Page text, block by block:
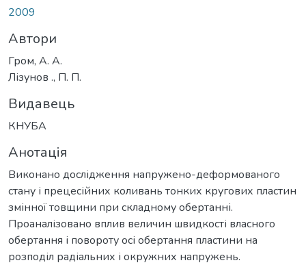
2009
Автори
Гром, А. А.
Лізунов ., П. П.
Видавець
КНУБА
Анотація
Виконано дослідження напружено-деформованого
стану і прецесійних коливань тонких кругових пластин
змінної товщини при складному обертанні.
Проаналізовано вплив величин швидкості власного
обертання і повороту осі обертання пластини на
розподіл радіальних і окружних напружень.